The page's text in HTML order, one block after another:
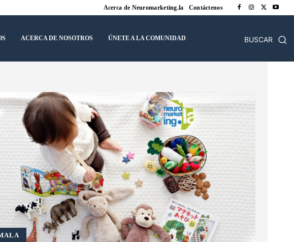
Acerca de Neuromarketing.la Contáctenos
ACERCA DE NOSOTROS ÚNETE A LA COMUNIDAD BUSCAR